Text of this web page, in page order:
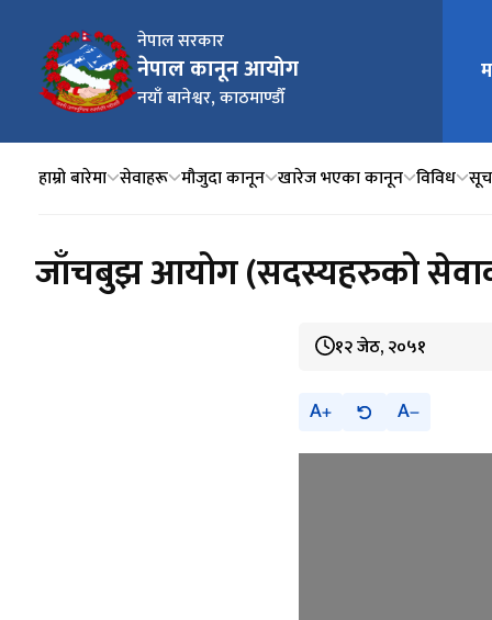
नेपाल सरकार
नेपाल कानून आयोग
नयाँ बानेश्वर, काठमाण्डौँ
मुख्य
हाम्रो बारेमा सेवाहरू मौजुदा कानून खारेज भएका कानून विविध
जाँचबुझ आयोग (सदस्यहरुको
१२ जेठ, २०५१
A A